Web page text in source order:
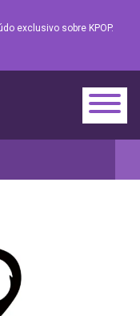
exclusivo sobre KPOP.